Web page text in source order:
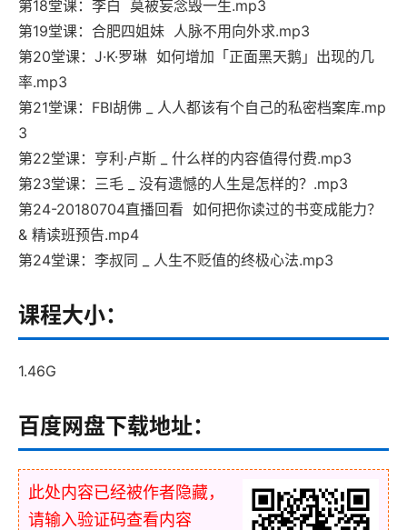
第18堂课：李白 莫被妄念毁一生.mp3
第19堂课：合肥四姐妹 人脉不用向外求.mp3
第20堂课：J·K·罗琳 如何增加「正面黑天鹅」出现的几
率.mp3
第21堂课：FBI胡佛 _ 人人都该有个自己的私密档案库.mp
3
第22堂课：亨利·卢斯 _ 什么样的内容值得付费.mp3
第23堂课：三毛 _ 没有遗憾的人生是怎样的？.mp3
第24-20180704直播回看 如何把你读过的书变成能力？
& 精读班预告.mp4
第24堂课：李叔同 _ 人生不贬值的终极心法.mp3
课程大小：
1.46G
百度网盘下载地址：
此处内容已经被作者隐藏，
请输入验证码查看内容